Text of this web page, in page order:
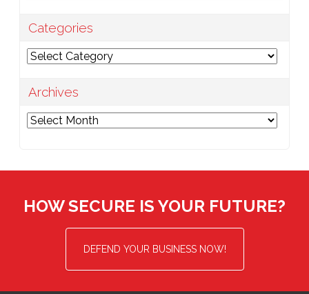
Categories
Categories
Archives
Archives
HOW SECURE IS YOUR FUTURE?
DEFEND YOUR BUSINESS NOW!